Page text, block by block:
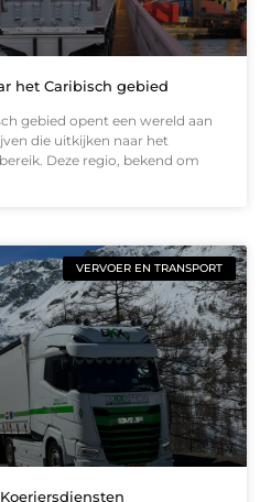
het Caribisch gebied
gebied opent een wereld aan
die uitkijken naar het
Deze regio, bekend om
VERVOER EN TRANSPORT